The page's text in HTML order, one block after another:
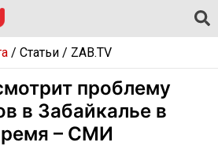
/ Статьи/ ZAB.TV
проблему
в Забайкалье в
– СМИ